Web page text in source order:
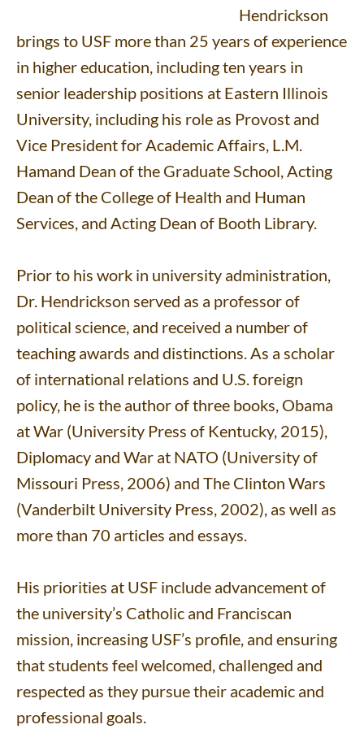
Hendrickson
brings to USF more than 25 years of experience
in higher education, including ten years in
senior leadership positions at Eastern Illinois
University, including his role as Provost and
Vice President for Academic Affairs, L.M.
Hamand Dean of the Graduate School, Acting
Dean of the College of Health and Human
Services, and Acting Dean of Booth Library.
Prior to his work in university administration,
Dr. Hendrickson served as a professor of
political science, and received a number of
teaching awards and distinctions. As a scholar
of international relations and U.S. foreign
policy, he is the author of three books, Obama
at War (University Press of Kentucky, 2015),
Diplomacy and War at NATO (University of
Missouri Press, 2006) and The Clinton Wars
(Vanderbilt University Press, 2002), as well as
more than 70 articles and essays.
His priorities at USF include advancement of
the university’s Catholic and Franciscan
mission, increasing USF’s profile, and ensuring
that students feel welcomed, challenged and
respected as they pursue their academic and
professional goals.